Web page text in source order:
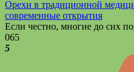
Орехи в традиционной
современные открытия
Если честно, многие до сих
065
5